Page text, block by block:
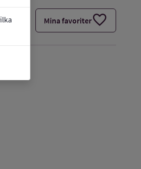
Mina favoriterfavorite